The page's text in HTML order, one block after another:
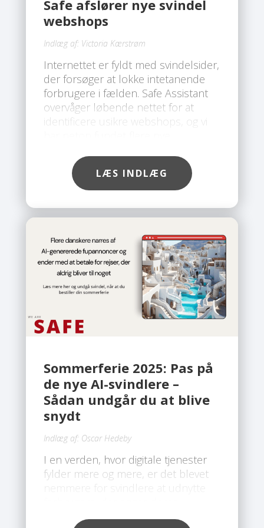
Safe afslører nye svindel
webshops
Indlæg af: Victoria Kærstrøm
Internettet er fyldt med svindelsider,
der forsøger at lokke intetanende
forbrugere i fælden. Safe Assistant
overvåger løbende nettet for at
identificere usikre webshops, og vi
LÆS INDLÆG
Sommerferie 2025: Pas på
de nye AI-svindlere –
Sådan undgår du at blive
snydt
Indlæg af: Oscar Hedeby
I en verden, hvor digitale tjenester
fylder mere og mere, er det blevet
nemmere for svindlere at udnytte
drømmeferie. Især i forbindelse med